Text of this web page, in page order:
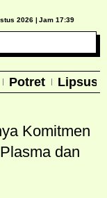
2026 | Jam 17:39
Potret Lipsus
Komitmen
dan